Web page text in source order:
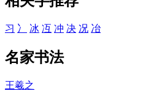
习 冫 冰 冱 冲 决 况 冶
名家书法
王羲之